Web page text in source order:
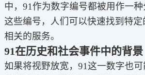
中，91作为数字编号都被用作一
这些编号，人们可以快速找到特定
相关的服务。
91在历史和社会事件中的背景
如果将视野放宽，91这一数字也